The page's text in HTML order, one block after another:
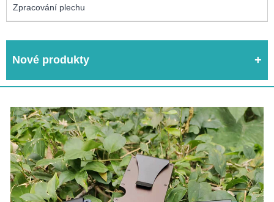
Zpracování plechu
Nové produkty